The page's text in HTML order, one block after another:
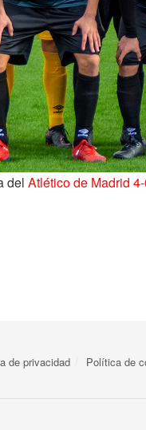
del Atlético de Madrid
de privacidad Política de